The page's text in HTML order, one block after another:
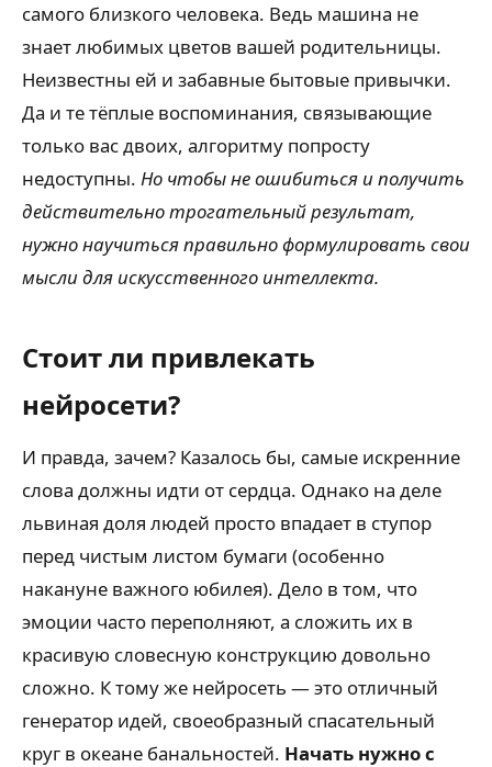
самого близкого человека. Ведь машина не
знает любимых цветов вашей родительницы.
Неизвестны ей и забавные бытовые привычки.
Да и те тёплые воспоминания, связывающие
только вас двоих, алгоритму попросту
недоступны. Но чтобы не ошибиться и получить
действительно трогательный результат,
нужно научиться правильно формулировать свои
мысли для искусственного интеллекта.
Стоит ли привлекать
нейросети?
И правда, зачем? Казалось бы, самые искренние
слова должны идти от сердца. Однако на деле
львиная доля людей просто впадает в ступор
перед чистым листом бумаги (особенно
накануне важного юбилея). Дело в том, что
эмоции часто переполняют, а сложить их в
красивую словесную конструкцию довольно
сложно. К тому же нейросеть — это отличный
генератор идей, своеобразный спасательный
круг в океане банальностей. Начать нужно с